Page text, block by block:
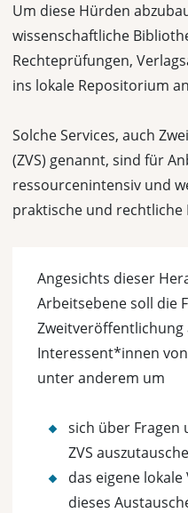
Um diese Hürden
wissenschaftliche
Rechteprüfungen,
ins lokale Repositorium
Solche Services, auch
(ZVS) genannt, sind für
ressourcenintensiv und
praktische und rechtliche
Angesichts dieser
Arbeitsebene soll die
Interessent*innen von
unter anderem um
sich über Fragen
ZVS
das eigene
dieses